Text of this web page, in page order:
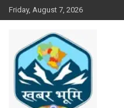
Skip
to
Friday, August 7, 2026